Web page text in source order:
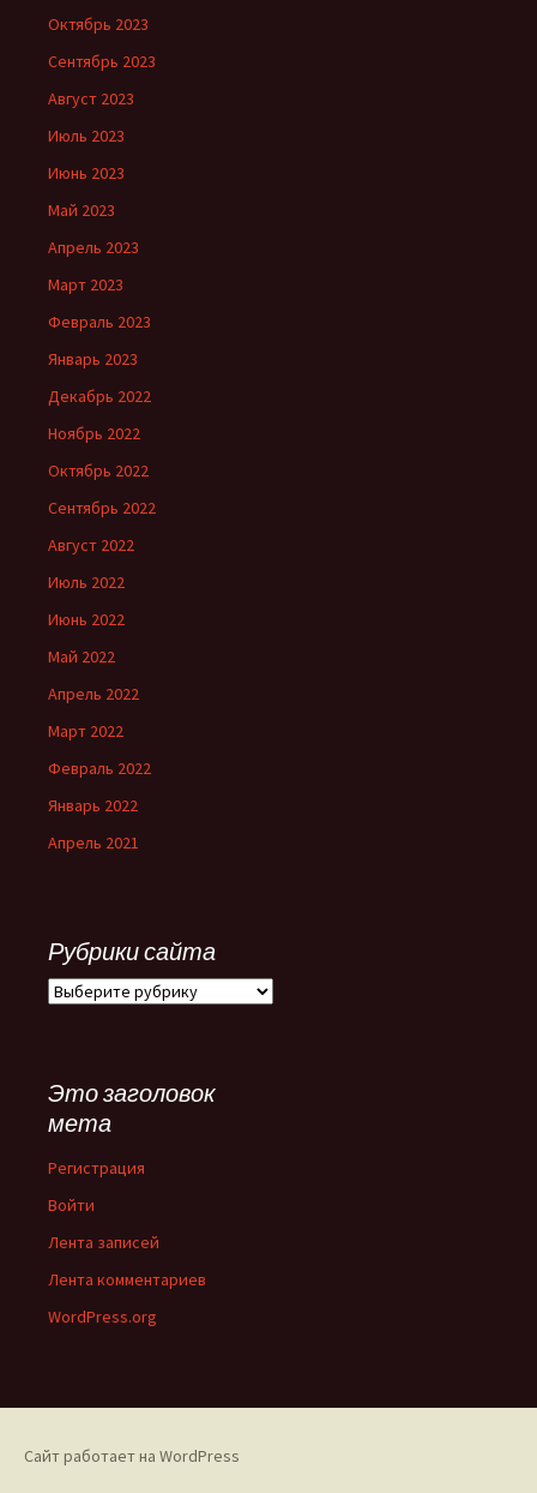
Октябрь 2023
Сентябрь 2023
Август 2023
Июль 2023
Июнь 2023
Май 2023
Апрель 2023
Март 2023
Февраль 2023
Январь 2023
Декабрь 2022
Ноябрь 2022
Октябрь 2022
Сентябрь 2022
Август 2022
Июль 2022
Июнь 2022
Май 2022
Апрель 2022
Март 2022
Февраль 2022
Январь 2022
Апрель 2021
Рубрики сайта
Рубрики
Это заголовок
мета
Регистрация
Войти
Лента записей
Лента комментариев
WordPress.org
Сайт работает на WordPress